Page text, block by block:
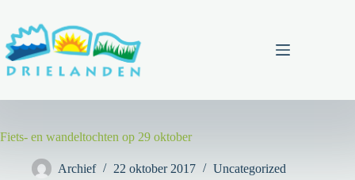
de
inhoud
Fiets- en wandeltochten op 29 oktober
Archief 22 oktober 2017 Uncategorized